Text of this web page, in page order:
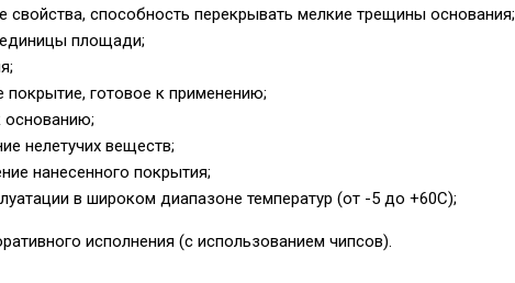
свойства, способность перекрывать мелкие трещины основания;
площади;
готовое к применению;
основанию;
нелетучих веществ;
нанесенного покрытия;
в широком диапазоне температур (от -5 до +60С);
исполнения (с использованием чипсов).